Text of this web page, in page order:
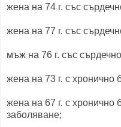
жена на 74 г. със
жена на 77 г. със
мъж на 76 г. със
жена на 73 г. с хронично
жена на 67 г. с хронично
заболяване;